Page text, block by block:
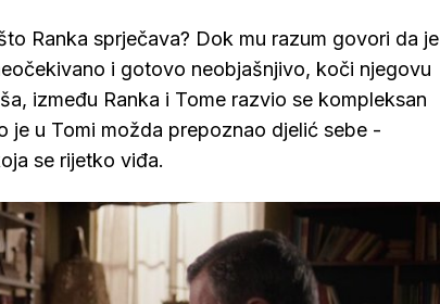
Ranka sprječava? Dok mu razum govori da je
i gotovo neobjašnjivo, koči njegovu
između Ranka i Tome razvio se kompleksan
je u Tomi možda prepoznao djelić sebe -
se rijetko viđa.